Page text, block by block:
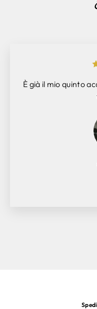
È già il mio quinto